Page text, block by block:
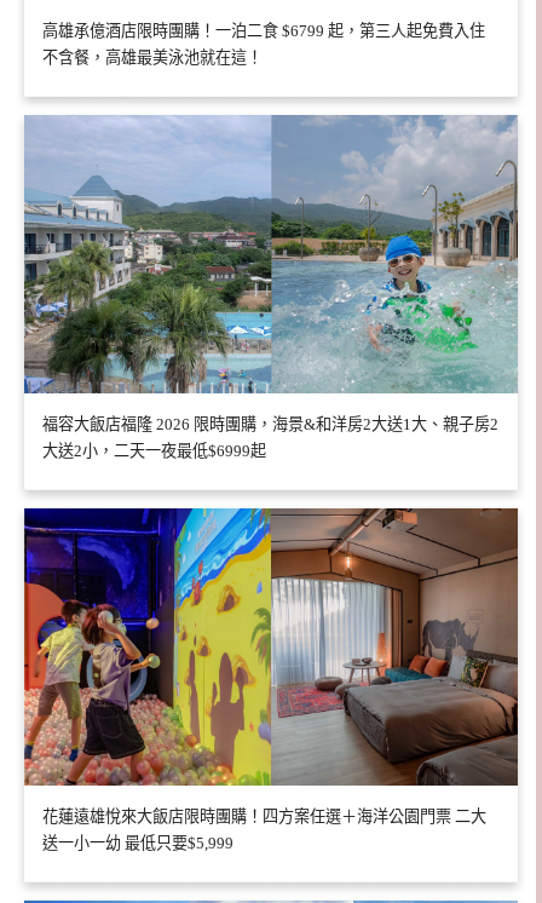
高雄承億酒店限時團購！一泊二食 $6799 起，第三人起免費入住
不含餐，高雄最美泳池就在這！
福容大飯店福隆 2026 限時團購，海景&和洋房2大送1大、親子房2
大送2小，二天一夜最低$6999起
花蓮遠雄悅來大飯店限時團購！四方案任選＋海洋公園門票 二大
送一小一幼 最低只要$5,999